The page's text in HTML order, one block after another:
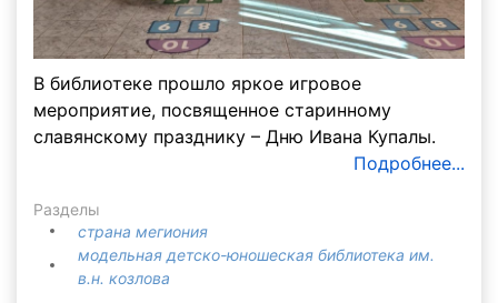
В библиотеке прошло яркое игровое
мероприятие, посвященное старинному
славянскому празднику – Дню Ивана Купалы.
Подробнее...
Разделы
страна мегиония
модельная детско-юношеская библиотека им.
в.н. козлова